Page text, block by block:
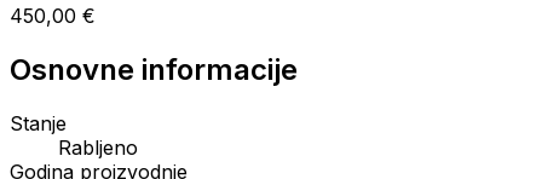
450,00 €
Osnovne informacije
Stanje
Rabljeno
Godina proizvodnje